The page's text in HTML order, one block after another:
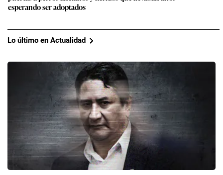
esperando ser adoptados
Lo último en Actualidad